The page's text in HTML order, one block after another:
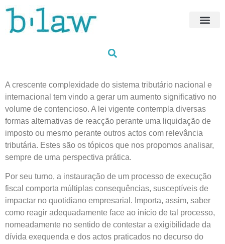
A crescente complexidade do sistema tributário nacional e
internacional tem vindo a gerar um aumento significativo no
volume de contencioso. A lei vigente contempla diversas
formas alternativas de reacção perante uma liquidação de
imposto ou mesmo perante outros actos com relevância
tributária. Estes são os tópicos que nos propomos analisar,
sempre de uma perspectiva prática.
Por seu turno, a instauração de um processo de execução
fiscal comporta múltiplas consequências, susceptíveis de
impactar no quotidiano empresarial. Importa, assim, saber
como reagir adequadamente face ao início de tal processo,
nomeadamente no sentido de contestar a exigibilidade da
dívida exequenda e dos actos praticados no decurso do